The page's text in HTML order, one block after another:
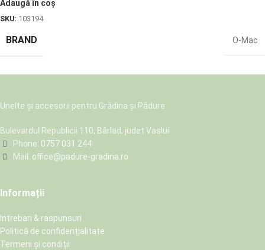
Adaugă în coș
SKU: 103194
BRAND O-Mac
Unelte și accesorii pentru Grădina și Pădure
Bulevardul Republicii 110, Bârlad, judet Vaslui
Phone: 0757 031 244
Mail: office@padure-gradina.ro
Informații
Intrebari & raspunsuri
Politică de confidențialitate
Termeni și condiții